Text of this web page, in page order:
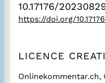
10.17176/
https://doi.org/
LICENCE
Onlinekommentar.ch,